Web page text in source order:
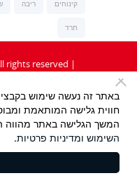
קינוחים ריבה
תרד
rights reserved |
Peled |חווית גלישה המותאמת
המשך הגלישה באתר מהווה
השימוש ומדיניות פרטיות.